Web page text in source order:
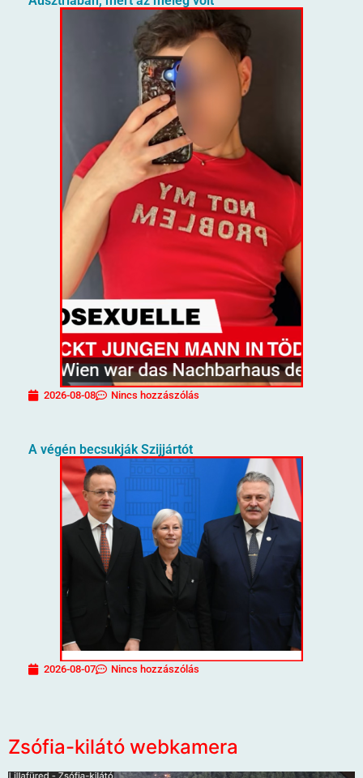
2026-08-08 Nincs hozzászólás
A végén becsukják Szijjártót
2026-08-07 Nincs hozzászólás
Zsófia-kilátó webkamera